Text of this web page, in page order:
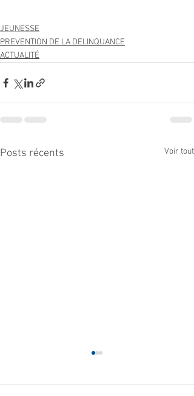
JEUNESSE
PREVENTION DE LA DELINQUANCE
ACTUALITÉ
Posts récents Voir tout